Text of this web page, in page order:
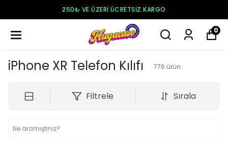
250₺ VE ÜZERI ÜCRETSIZ KARGO
0
iPhone XR Telefon Kılıfı 776 ürün
Filtrele Sırala